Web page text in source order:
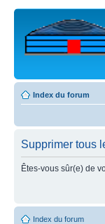
Index du forum
Supprimer tous
Êtes-vous sûr(e) de
Index du forum